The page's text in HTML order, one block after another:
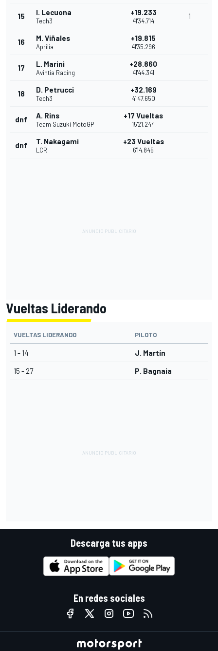
15 I. Lecuona
Tech3
+19.233
41'34.714
1
16 M. Viñales
Aprilia
+19.815
41'35.296
17 L. Marini
Avintia Racing
+28.860
41'44.341
18 D. Petrucci
Tech3
+32.169
41'47.650
dnf A. Rins
Team Suzuki MotoGP
+17 Vueltas
15'21.244
dnf T. Nakagami
LCR
+23 Vueltas
6'14.845
Vueltas Liderando
VUELTAS LIDERANDO PILOTO
1 - 14 J. Martín
15 - 27 P. Bagnaia
Descarga tus apps
En redes sociales